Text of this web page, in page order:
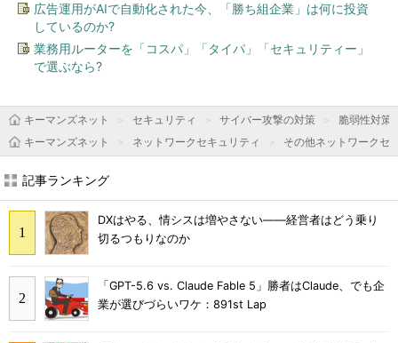
広告運用がAIで自動化された今、「勝ち組企業」は何に投資
しているのか?
業務用ルーターを「コスパ」「タイパ」「セキュリティー」
で選ぶなら?
キーマンズネット セキュリティ サイバー攻撃の対策
脆弱性対策
キーマンズネット
ネットワークセキュリティ その他ネットワークセ
記事ランキング
DXはやる、情シスは増やさない――経営者はどう乗り
切るつもりなのか
「GPT-5.6 vs. Claude Fable 5」勝者はClaude、でも企
業が選びづらいワケ：891st Lap